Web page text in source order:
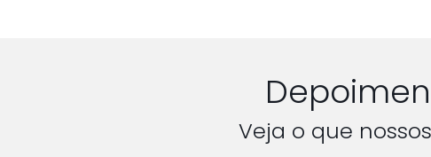
Veja o que